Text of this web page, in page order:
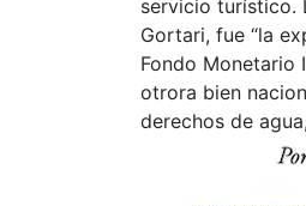
servicio turístico.
Gortari, fue “la
Fondo Monetario
otrora bien
derechos de